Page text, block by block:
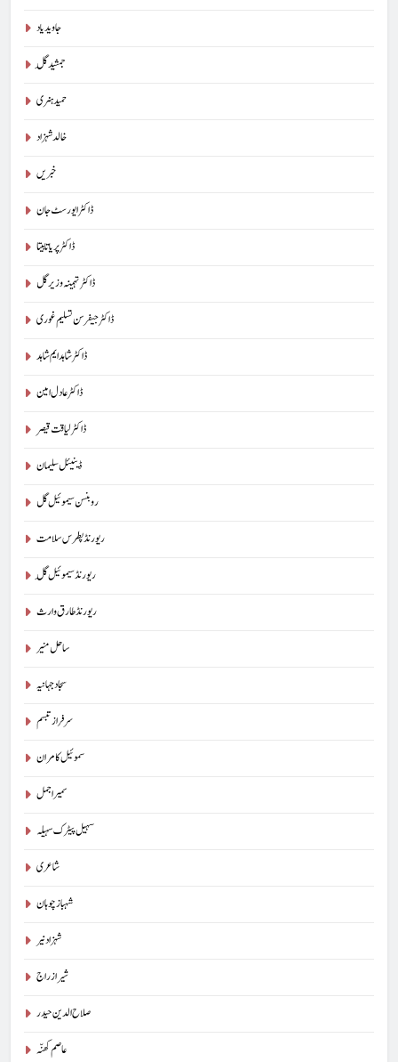
جاوید یاد
جمشید گِل
حمید ہنری
خالد شہزاد
خبریں
ڈاکٹر ایورسٹ جان
ڈاکٹر پریا تابیتا
ڈاکٹر تہمینہ وزیر گل
ڈاکٹر جیفرسن تسلیم غوری
ڈاکٹر شاہد ایم شاہد
ڈاکٹر عادل امین
ڈاکٹر لیاقت قیصر
ڈینیئل سلیمان
روبنسن سیموئیل گل
ریورنڈ پطرس سلامت
ریورنڈ سیموئیل گِل
ریورنڈ طارق وارث
ساحل منیر
سجاد جہانیہ
سرفراز تبسم
سموئیل کامران
سمیر اجمل
سہیل پیٹرک سہیلہ
شاعری
شہباز چوہان
شہزاد نیر
شیراز راج
صلاح الدین حیدر
عاصم کھنّہ